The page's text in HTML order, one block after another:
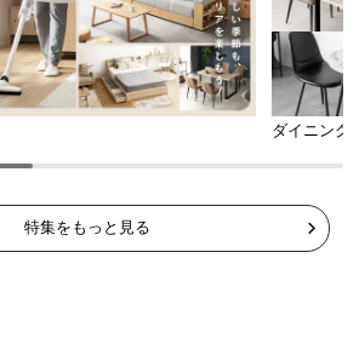
ダイニング
特集をもっと見る